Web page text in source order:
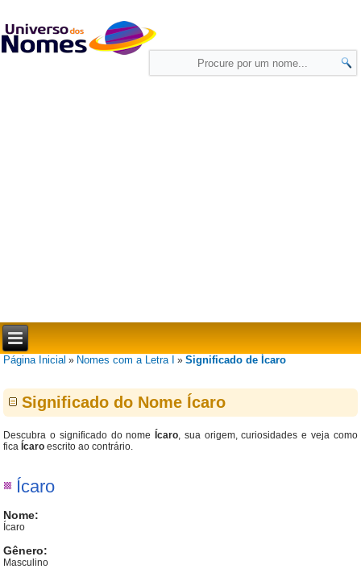
Página Inicial » Nomes com a Letra I »Significado de Ícaro
Significado do Nome Ícaro
Descubra o significado do nome Ícaro, sua origem, curiosidades e veja como
fica Ícaro escrito ao contrário.
Ícaro
Nome:
Ícaro
Gênero:
Masculino